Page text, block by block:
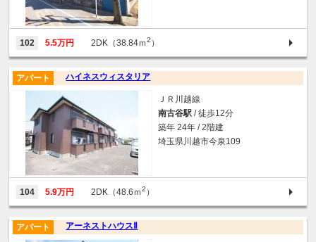
102 5.5万円 2DK（38.84ｍ2 ）
ハイネスウィスタリア
アパート
ＪＲ川越線
南古谷駅 / 徒歩12分
築年 24年 / 2階建
埼玉県川越市今泉109
104 5.9万円 2DK（48.6ｍ2 ）
アーネストハウスⅡ
アパート